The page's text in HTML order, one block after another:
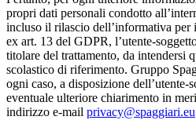
propri dati personali condotto
incluso il rilascio dell’informativa per
ex art. 13 del GDPR, l’utente-
titolare del trattamento, da intendersi
scolastico di riferimento. Gruppo
ogni caso, a disposizione dell’utente-
eventuale ulteriore chiarimento in
indirizzo e-mail privacy@spaggiari.eu